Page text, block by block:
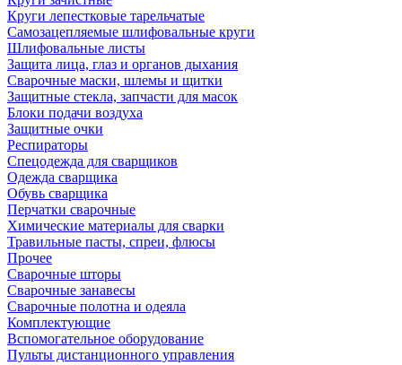
Круги лепестковые тарельчатые
Самозацепляемые шлифовальные круги
Шлифовальные листы
Защита лица, глаз и органов дыхания
Сварочные маски, шлемы и щитки
Защитные стекла, запчасти для масок
Блоки подачи воздуха
Защитные очки
Респираторы
Спецодежда для сварщиков
Одежда сварщика
Обувь сварщика
Перчатки сварочные
Химические материалы для сварки
Травильные пасты, спреи, флюсы
Прочее
Сварочные шторы
Сварочные занавесы
Сварочные полотна и одеяла
Комплектующие
Вспомогательное оборудование
Пульты дистанционного управления